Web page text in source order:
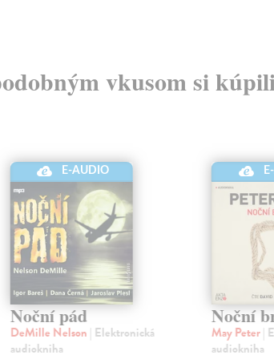
vkusom si
E-AUDIO
Noční pád
DeMille Nelson | Elektronická
audiokniha
Noční
May Peter |
audiokniha